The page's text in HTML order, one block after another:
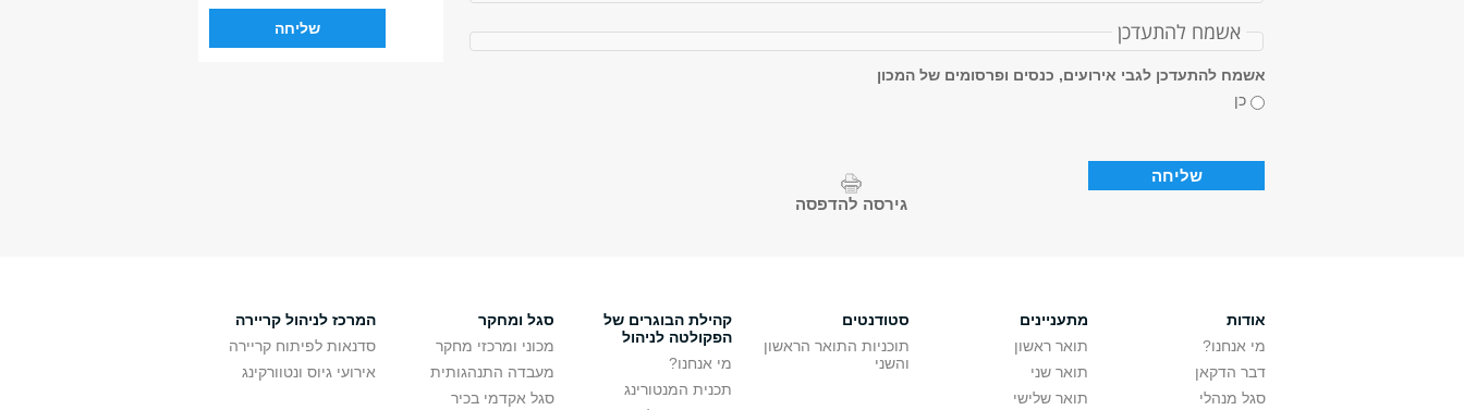
אשמח להתעדכן
אשמח להתעדכן לגבי אירועים, כנסים ופרסומים של המכון
כן
גירסה להדפסה
אודות
מי אנחנו?
דבר הדקאן
סגל מנהלי
מתעניינים
תואר ראשון
תואר שני
תואר שלישי
סטודנטים
תוכניות התואר הראשון
והשני
קהילת הבוגרים של
הפקולטה לניהול
מי אנחנו?
תכנית המנטורינג
סגל ומחקר
מכוני ומרכזי מחקר
מעבדה התנהגותית
סגל אקדמי בכיר
המרכז לניהול קריירה
סדנאות לפיתוח קריירה
אירועי גיוס ונטוורקינג